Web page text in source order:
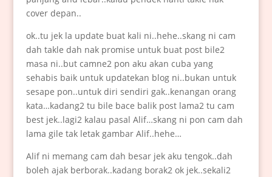
cover depan..
ok..tu jek la update buat kali ni..hehe..skang ni cam
dah takle dah nak promise untuk buat post bile2
masa ni..but camne2 pon aku akan cuba yang
sehabis baik untuk updatekan blog ni..bukan untuk
sesape pon..untuk diri sendiri gak..kenangan orang
kata…kadang2 tu bile bace balik post lama2 tu cam
best jek..lagi2 kalau pasal Alif…skang ni pon cam dah
lama gile tak letak gambar Alif..hehe…
Alif ni memang cam dah besar jek aku tengok..dah
boleh ajak berborak..kadang borak2 ok jek..sekali2